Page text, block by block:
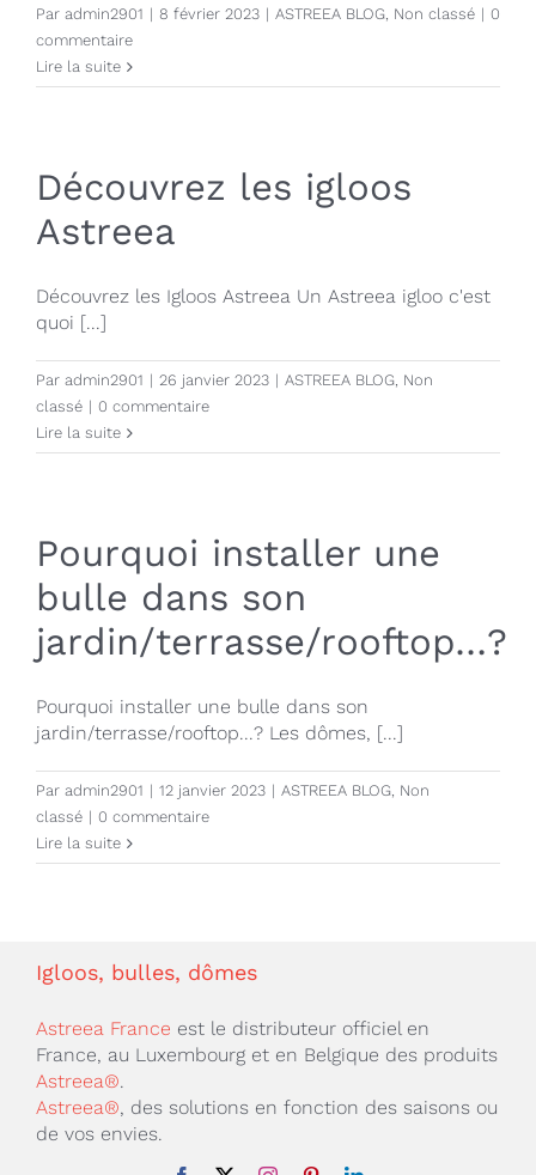
Par admin2901 | 8 février 2023 | ASTREEA BLOG, Non classé | 0
commentaire
Lire la suite
Découvrez les igloos
Astreea
Découvrez les Igloos Astreea Un Astreea igloo c'est
quoi [...]
Par admin2901 | 26 janvier 2023 | ASTREEA BLOG, Non
classé | 0 commentaire
Lire la suite
Pourquoi installer une
bulle dans son
jardin/terrasse/rooftop…?
Pourquoi installer une bulle dans son
jardin/terrasse/rooftop...? Les dômes, [...]
Par admin2901 | 12 janvier 2023 | ASTREEA BLOG, Non
classé | 0 commentaire
Lire la suite
Igloos, bulles, dômes
Astreea France est le distributeur officiel en
France, au Luxembourg et en Belgique des produits
Astreea®.
Astreea®, des solutions en fonction des saisons ou
de vos envies.